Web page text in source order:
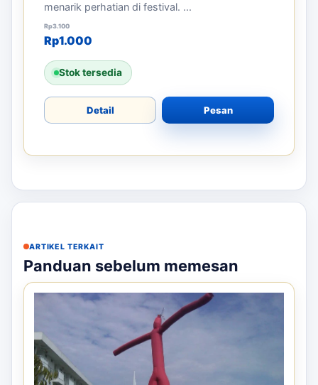
menarik perhatian di festival. ...
Rp3.100
Harga aslinya adalah: Rp3.100.
Rp1.000
Harga saat ini adalah: Rp1.000.
Stok tersedia
Detail Pesan
ARTIKEL TERKAIT
Panduan sebelum memesan